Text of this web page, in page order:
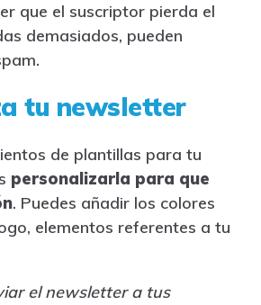
que el suscriptor pierda el
demasiados, pueden
tu newsletter
de plantillas para tu
personalizarla para que
. Puedes añadir los colores
elementos referentes a tu
el newsletter a tus